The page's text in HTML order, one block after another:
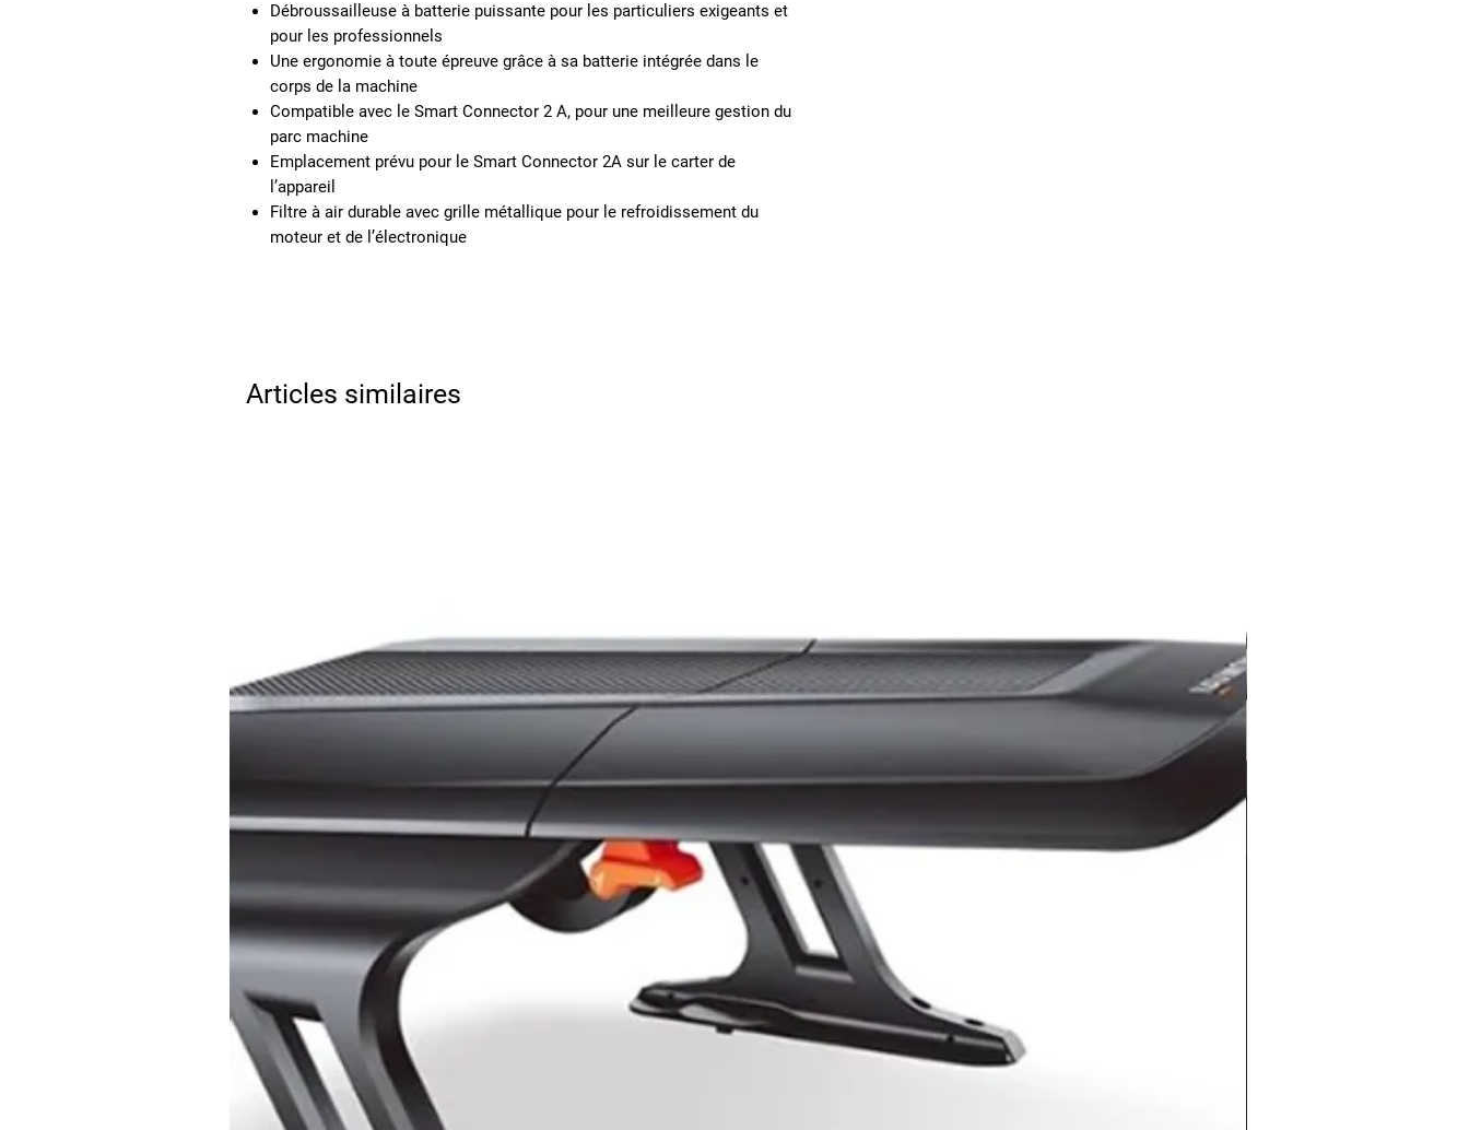
Débroussailleuse à batterie puissante pour les particuliers exigeants et
pour les professionnels
Une ergonomie à toute épreuve grâce à sa batterie intégrée dans le
corps de la machine
Compatible avec le Smart Connector 2 A, pour une meilleure gestion du
parc machine
Emplacement prévu pour le Smart Connector 2A sur le carter de
l’appareil
Filtre à air durable avec grille métallique pour le refroidissement du
moteur et de l’électronique
Articles similaires